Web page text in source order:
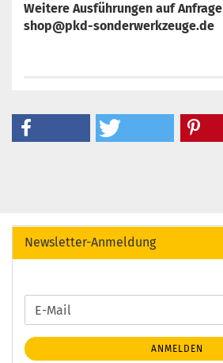
Weitere Ausführungen auf Anfrage
shop@pkd-sonderwerkzeuge.de
Newsletter-Anmeldung
WEITER
ZUR
NEWSLETTER-
ANMELDUNG
E-
Mail
ANMELDEN